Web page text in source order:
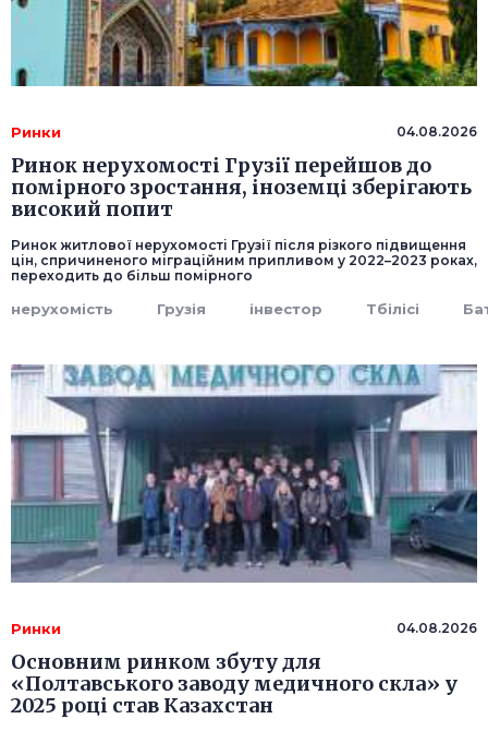
Ринки 04.08.2026
Ринок нерухомості Грузії перейшов до
помірного зростання, іноземці зберігають
високий попит
Ринок житлової нерухомості Грузії після різкого підвищення
цін, спричиненого міграційним припливом у 2022–2023 роках,
переходить до більш помірного
нерухомість Грузія інвестор Тбілісі
Ринки 04.08.2026
Основним ринком збуту для
«Полтавського заводу медичного скла» у
2025 році став Казахстан